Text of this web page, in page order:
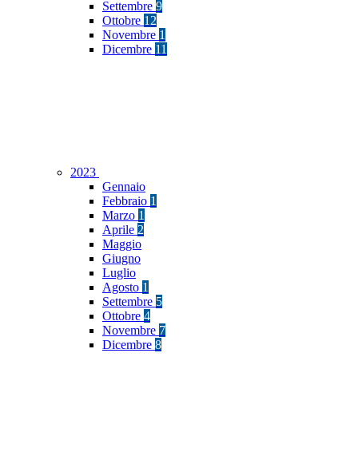
Settembre 9
Ottobre 12
Novembre 1
Dicembre 11
2023
Gennaio
Febbraio 1
Marzo 1
Aprile 2
Maggio
Giugno
Luglio
Agosto 1
Settembre 5
Ottobre 4
Novembre 7
Dicembre 8